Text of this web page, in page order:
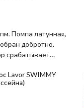
Помпа латунная,
добротно.
срабатывает
- движок заглох,
попусту.
грязь
засохшую глину
Lavor SWIMMY